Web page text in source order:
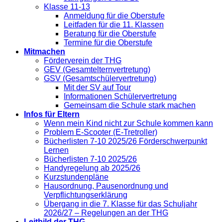
Klasse 11-13
Anmeldung für die Oberstufe
Leitfaden für die 11. Klassen
Beratung für die Oberstufe
Termine für die Oberstufe
Mitmachen
Förderverein der THG
GEV (Gesamtelternvertretung)
GSV (Gesamtschülervertretung)
Mit der SV auf Tour
Informationen Schülervertretung
Gemeinsam die Schule stark machen
Infos für Eltern
Wenn mein Kind nicht zur Schule kommen kann
Problem E-Scooter (E-Tretroller)
Bücherlisten 7-10 2025/26 Förderschwerpunkt
Lernen
Bücherlisten 7-10 2025/26
Handyregelung ab 2025/26
Kurzstundenpläne
Hausordnung, Pausenordnung und
Verpflichtungserklärung
Übergang in die 7. Klasse für das Schuljahr
2026/27 – Regelungen an der THG